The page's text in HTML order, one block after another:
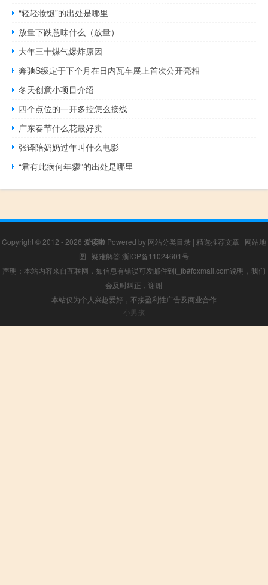
“轻轻妆缀”的出处是哪里
放量下跌意味什么（放量）
大年三十煤气爆炸原因
奔驰S级定于下个月在日内瓦车展上首次公开亮相
冬天创意小项目介绍
四个点位的一开多控怎么接线
广东春节什么花最好卖
张译陪奶奶过年叫什么电影
“君有此病何年瘳”的出处是哪里
Copyright © 2012 - 2026 爱读啦 Powered by 网站分类目录 | 精选推荐文章 | 网站地
图 | 疑难解答 浙ICP备11024601号
声明：本站内容来自互联网，如信息有错误可发邮件到f_fb#foxmail.com说明，我们
会及时纠正，谢谢
本站仅为个人兴趣爱好，不接盈利性广告及商业合作
小男孩